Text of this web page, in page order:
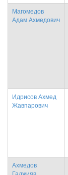
Магомедов
Адам Ахмедович
Идрисов Ахмед
Жавпарович
Ахмедов